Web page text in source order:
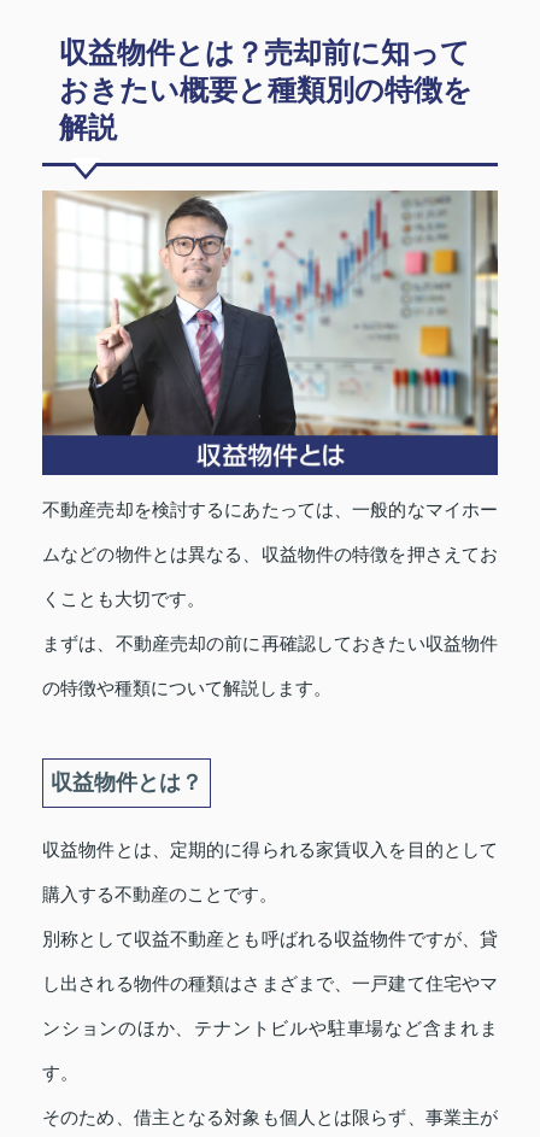
収益物件とは？売却前に知って
おきたい概要と種類別の特徴を
解説
不動産売却を検討するにあたっては、一般的なマイホー
ムなどの物件とは異なる、収益物件の特徴を押さえてお
くことも大切です。
まずは、不動産売却の前に再確認しておきたい収益物件
の特徴や種類について解説します。
収益物件とは？
収益物件とは、定期的に得られる家賃収入を目的として
購入する不動産のことです。
別称として収益不動産とも呼ばれる収益物件ですが、貸
し出される物件の種類はさまざまで、一戸建て住宅やマ
ンションのほか、テナントビルや駐車場など含まれま
す。
そのため、借主となる対象も個人とは限らず、事業主が